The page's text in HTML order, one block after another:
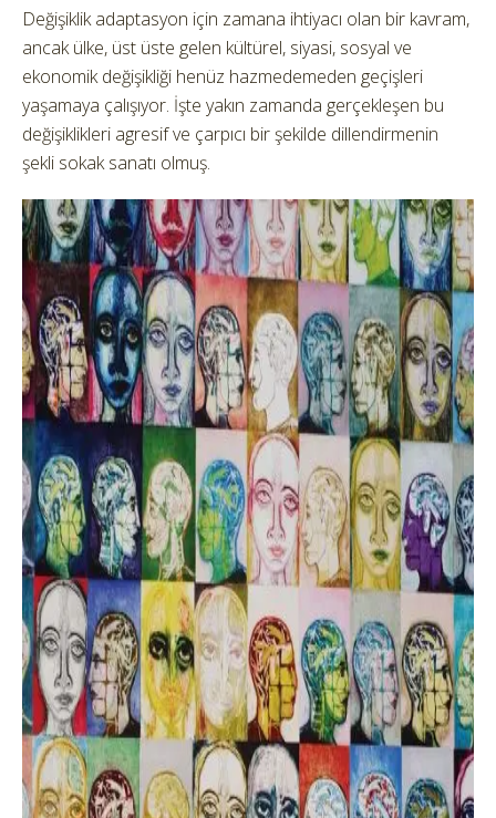
Değişiklik adaptasyon için zamana ihtiyacı olan bir kavram,
ancak ülke, üst üste gelen kültürel, siyasi, sosyal ve
ekonomik değişikliği henüz hazmedemeden geçişleri
yaşamaya çalışıyor. İşte yakın zamanda gerçekleşen bu
değişiklikleri agresif ve çarpıcı bir şekilde dillendirmenin
şekli sokak sanatı olmuş.